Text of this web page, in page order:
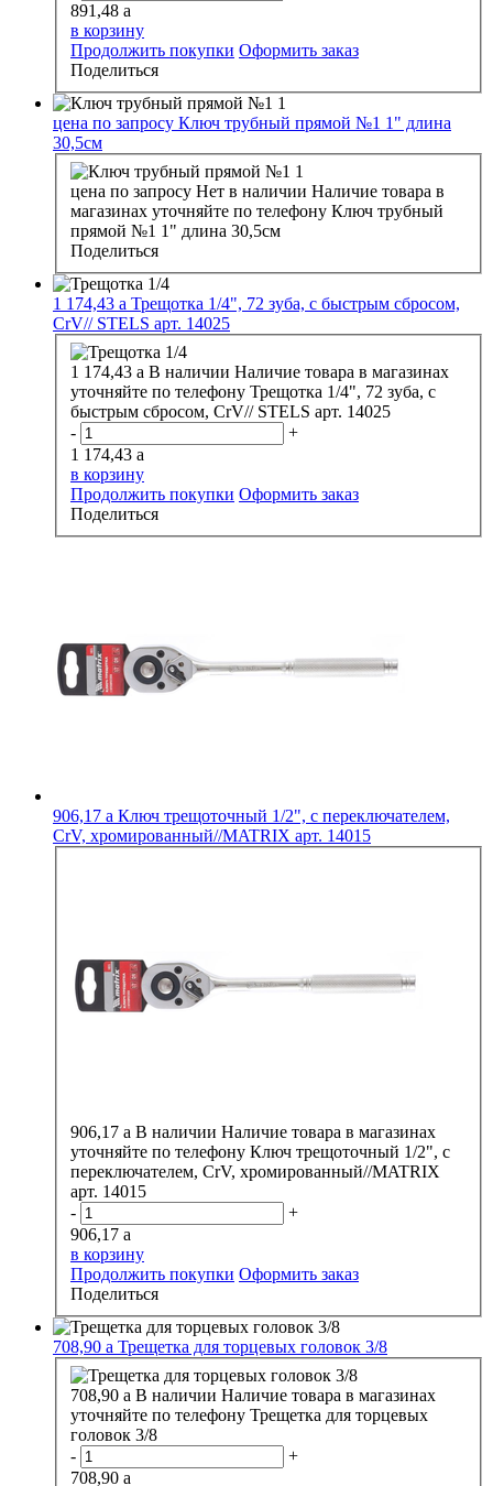
891,48 a
в корзину
Продолжить покупки Оформить заказ
Поделиться
цена по запросу Ключ трубный прямой №1 1" длина
30,5см
цена по запросу Нет в наличии Наличие товара в
магазинах уточняйте по телефону Ключ трубный
прямой №1 1" длина 30,5см
Поделиться
1 174,43 a Трещотка 1/4", 72 зуба, с быстрым сбросом,
CrV// STELS арт. 14025
1 174,43 a В наличии Наличие товара в магазинах
уточняйте по телефону Трещотка 1/4", 72 зуба, с
быстрым сбросом, CrV// STELS арт. 14025
-
+
1 174,43 a
в корзину
Продолжить покупки Оформить заказ
Поделиться
906,17 a Ключ трещоточный 1/2", с переключателем,
CrV, хромированный//MATRIX арт. 14015
906,17 a В наличии Наличие товара в магазинах
уточняйте по телефону Ключ трещоточный 1/2", с
переключателем, CrV, хромированный//MATRIX
арт. 14015
-
+
906,17 a
в корзину
Продолжить покупки Оформить заказ
Поделиться
708,90 a Трещетка для торцевых головок 3/8
708,90 a В наличии Наличие товара в магазинах
уточняйте по телефону Трещетка для торцевых
головок 3/8
-
+
708,90 a